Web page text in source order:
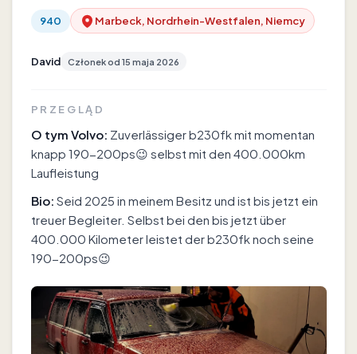
940 Marbeck, Nordrhein-Westfalen, Niemcy
David Członek od 15 maja 2026
PRZEGLĄD
O tym Volvo: Zuverlässiger b230fk mit momentan
knapp 190-200ps😉 selbst mit den 400.000km
Laufleistung
Bio: Seid 2025 in meinem Besitz und ist bis jetzt ein
treuer Begleiter. Selbst bei den bis jetzt über
400.000 Kilometer leistet der b230fk noch seine
190-200ps😉